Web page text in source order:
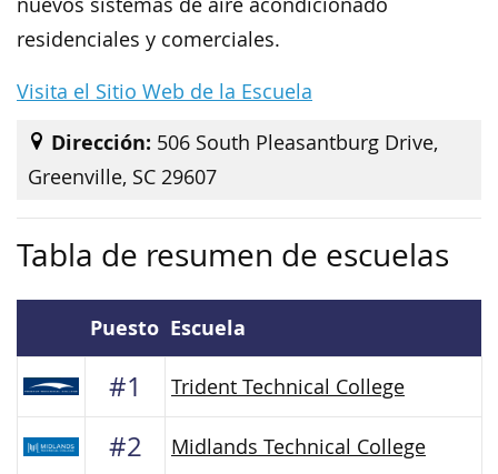
residenciales y comerciales.
Visita el Sitio Web de la Escuela
Dirección: 506 South Pleasantburg Drive,
Greenville, SC 29607
Tabla de resumen de escuelas
Puesto Escuela
#1 Trident Technical College
#2 Midlands Technical College